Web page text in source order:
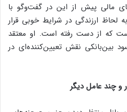
مالی پیش از این در گفت‌و‌گو با
لحاظ ارزندگی در شرایط خوبی قرار
که از دست رفته است. او معتقد
بین‌بانکی نقش تعیین‌کننده‌ای در
و چند عامل دیگر